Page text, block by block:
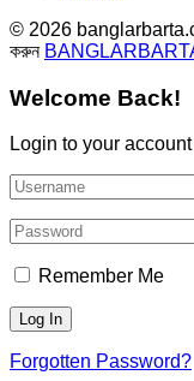
© 2026
করুন
Welcome Back!
Login to your
Remember Me
Forgotten Password?